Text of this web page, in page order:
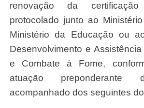
renovação da
protocolado junto ao
Ministério da Educação ou
Desenvolvimento e
e Combate à Fome,
atuação preponderante
acompanhado dos seguintes